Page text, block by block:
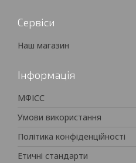
Сервіси
Наш магазин
Інформація
МФІСС
Умови використання
Політика конфіденційності
Етичні стандарти